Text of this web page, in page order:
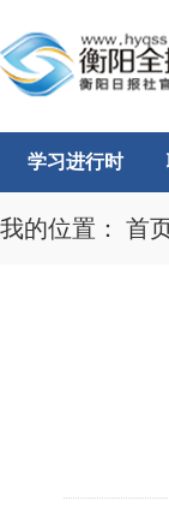
学习进行时
我的位置： 首